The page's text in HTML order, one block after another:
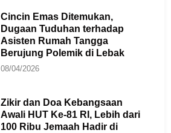
Cincin Emas Ditemukan,
Dugaan Tuduhan terhadap
Asisten Rumah Tangga
Berujung Polemik di Lebak
08/04/2026
Zikir dan Doa Kebangsaan
Awali HUT Ke-81 RI, Lebih dari
100 Ribu Jemaah Hadir di